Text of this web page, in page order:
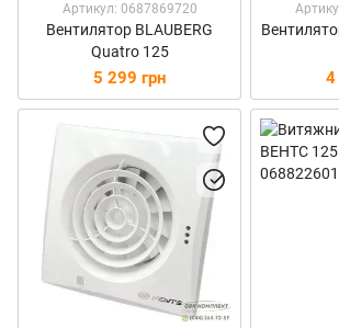
Артикул: 0687869720
Вентилятор BLAUBERG
Quatro 125
5 299 грн 4